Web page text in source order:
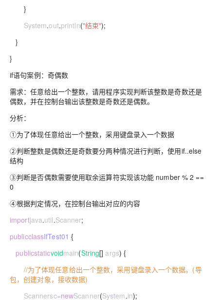
}
System.out.println("结束");
}
}
if语句案例：奇偶数
需求：任意给出一个整数，请用程序实现判断该整数是奇数还是
偶数，并在控制台输出该整数是奇数还是偶数。
分析：
①为了体现任意给出一个整数，采用键盘录入一个数据
②判断整数是偶数还是奇数要分两种情况进行判断，使用if..else
结构
③判断是否偶数需要使用取余运算符实现该功能 number % 2 ==
0
④根据判定情况，在控制台输出对应的内容
importjava.util.Scanner;
publicclassIfTest01 {
publicstaticvoidmain(String[] args) {
//为了体现任意给出一个整数，采用键盘录入一个数据。(导
包，创建对象，接收数据)
Scannersc=newScanner(System.in);